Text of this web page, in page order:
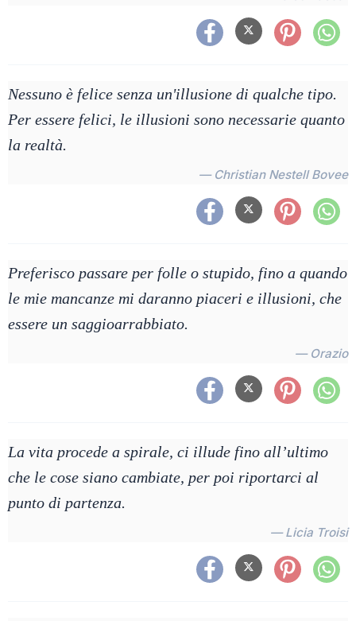
Nessuno è felice senza un'illusione di qualche tipo.
Per essere felici, le illusioni sono necessarie quanto
la realtà.
— Christian Nestell Bovee
Preferisco passare per folle o stupido, fino a quando
le mie mancanze mi daranno piaceri e illusioni, che
essere un saggioarrabbiato.
— Orazio
La vita procede a spirale, ci illude fino all’ultimo
che le cose siano cambiate, per poi riportarci al
punto di partenza.
— Licia Troisi